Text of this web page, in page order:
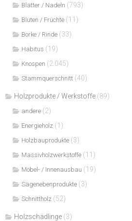
Blätter / Nadeln (793)
Blüten / Früchte (11)
Borke / Rinde (33)
Habitus (19)
Knospen (2.045)
Stammquerschnitt (40)
Holzprodukte / Werkstoffe (89)
andere (2)
Energieholz (1)
Holzbauprodukte (3)
Massivholzwerkstoffe (11)
Möbel- / Innenausbau (19)
Sägenebenprodukte (3)
Schnittholz (52)
Holzschädlinge (3)